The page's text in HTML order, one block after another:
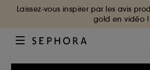
Laissez-vous inspirer par les avis
gold en vidéo !